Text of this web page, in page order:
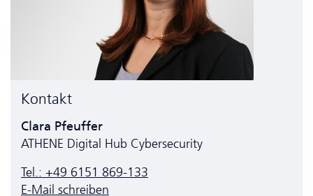
Kontakt
Clara Pfeuffer
ATHENE Digital Hub Cyber­security
Tel.: +49 6151 869-133
E-Mail schreiben